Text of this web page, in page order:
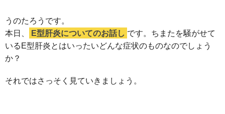
うのたろうです。
本日、
E型肝炎についてのお話し です。ちまたを騒がせて
いるE型肝炎とはいったいどんな症状のものなのでしょう
か？
それではさっそく見ていきましょう。